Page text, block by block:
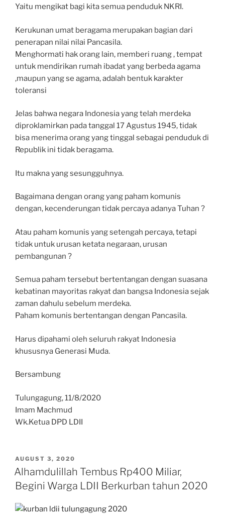
Yaitu mengikat bagi kita semua penduduk NKRI.
Kerukunan umat beragama merupakan bagian dari
penerapan nilai nilai Pancasila.
Menghormati hak orang lain, memberi ruang , tempat
untuk mendirikan rumah ibadat yang berbeda agama
,maupun yang se agama, adalah bentuk karakter
toleransi
Jelas bahwa negara Indonesia yang telah merdeka
diproklamirkan pada tanggal 17 Agustus 1945, tidak
bisa menerima orang yang tinggal sebagai penduduk di
Republik ini tidak beragama.
Itu makna yang sesungguhnya.
Bagaimana dengan orang yang paham komunis
dengan, kecenderungan tidak percaya adanya Tuhan ?
Atau paham komunis yang setengah percaya, tetapi
tidak untuk urusan ketata negaraan, urusan
pembangunan ?
Semua paham tersebut bertentangan dengan suasana
kebatinan mayoritas rakyat dan bangsa Indonesia sejak
zaman dahulu sebelum merdeka.
Paham komunis bertentangan dengan Pancasila.
Harus dipahami oleh seluruh rakyat Indonesia
khususnya Generasi Muda.
Bersambung
Tulungagung, 11/8/2020
Imam Machmud
Wk.Ketua DPD LDII
POSTED
ON
AUGUST 3, 2020
Alhamdulillah Tembus Rp400 Miliar,
Begini Warga LDII Berkurban tahun 2020